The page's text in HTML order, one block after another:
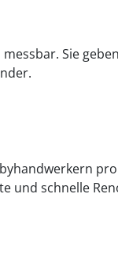
Sie
und schnelle